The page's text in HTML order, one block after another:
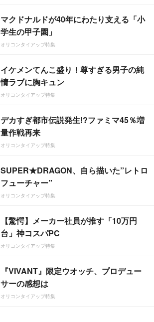
マクドナルドが40年にわたり支える「小
学生の甲子園」
オリコンタイアップ特集
イケメンてんこ盛り！尊すぎる男子の純
情ラブに胸キュン
オリコンタイアップ特集
デカすぎ都市伝説発生!?ファミマ45％増
量作戦再来
オリコンタイアップ特集
SUPER★DRAGON、自ら描いた”レトロ
フューチャー”
オリコンタイアップ特集
【驚愕】メーカー社員が推す「10万円
台」神コスパPC
オリコンタイアップ特集
『VIVANT』限定ウオッチ、プロデュー
サーの感想は
オリコンタイアップ特集